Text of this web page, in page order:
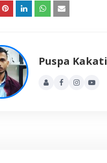
Puspa Kakati